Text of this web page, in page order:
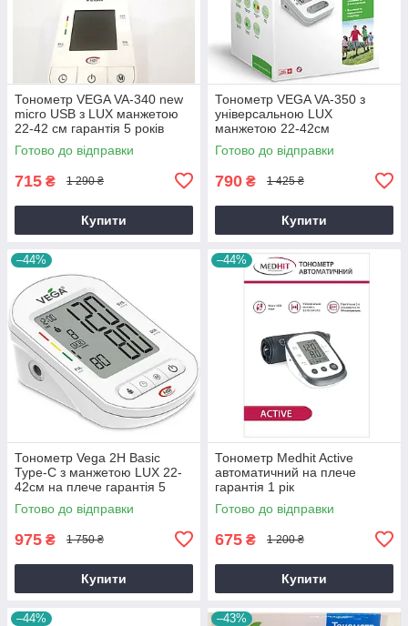
Тонометр VEGA VA-340 new
micro USB з LUX манжетою
22-42 см гарантія 5 років
Готово до відправки
715 ₴ 1 290 ₴
Купити
Тонометр VEGA VA-350 з
універсальною LUX
манжетою 22-42см
автоматичний гарантія 5
років
Готово до відправки
790 ₴ 1 425 ₴
Купити
–44%
Тонометр Vega 2H Basic
Type-C з манжетою LUX 22-
42см на плече гарантія 5
років
Готово до відправки
975 ₴ 1 750 ₴
Купити
–44%
Тонометр Medhit Active
автоматичний на плече
гарантія 1 рік
Готово до відправки
675 ₴ 1 200 ₴
Купити
–44% –43%